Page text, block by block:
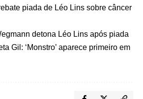
detona Léo Lins após piada
Gil: ‘Monstro’ aparece primeiro em